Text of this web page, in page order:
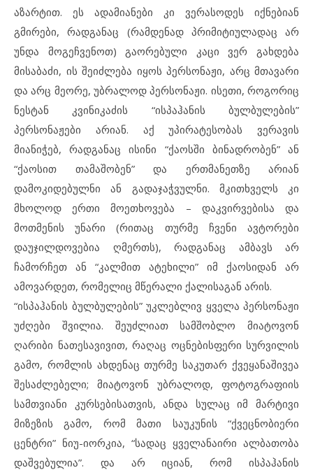
აზარტით. ეს ადამიანები კი ვერასოდეს იქნებიან
გმირები, რადგანაც (რამდენად პრიმიტიულადაც არ
უნდა მოგეჩვენოთ) გაორებული კაცი ვერ გახდება
მისაბაძი, ის შეიძლება იყოს პერსონაჟი, არც მთავარი
და არც მეორე, უბრალოდ პერსონაჟი. ისეთი, როგორიც
ნესტან კვინიკაძის “ისპაჰანის ბულბულების”
პერსონაჟები არიან. აქ უპირატესობას ვერავის
მიანიჭებ, რადგანაც ისინი “ქაოსში ბინადრობენ” ან
“ქაოსით თამაშობენ” და ერთმანეთზე არიან
დამოკიდებულნი ან გადაჯაჭვულნი. მკითხველს კი
მხოლოდ ერთი მოეთხოვება – დაკვირვებისა და
მოთმენის უნარი (რითაც თურმე ჩვენი ავტორები
დაუჯილდოვებია ღმერთს), რადგანაც ამბავს არ
ჩამორჩეთ ან “კალმით ატეხილი” იმ ქაოსიდან არ
ამოვარდეთ, რომელიც მწერალი ქალისაგან არის.
“ისპაჰანის ბულბულების” უკლებლივ ყველა პერსონაჟი
უძღები შვილია. შეუძლიათ სამშობლო მიატოვონ
ღარიბი ნათესავივით, რაღაც ოცნებისფერი სურვილის
გამო, რომლის ახდენაც თურმე საკუთარ ქვეყანაშივეა
შესაძლებელი; მიატოვონ უბრალოდ, ფოტოგრაფიის
სამთვიანი კურსებისათვის, ანდა სულაც იმ მარტივი
მიზეზის გამო, რომ მათი საუკუნის “ქვეცნობიერი
ცენტრი” ნიუ-იორკია, “სადაც ყველანაირი ალბათობა
დაშვებულია”. და არ იციან, რომ ისპაჰანის